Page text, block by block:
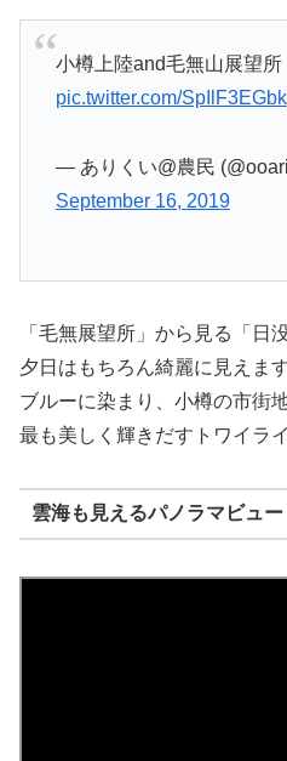
小樽上陸and毛無山展望所
pic.twitter.com/SpIlF3EGbk
— ありくい@農民
September 16, 2019
「毛無展望所」から見る「日
夕日はもちろん綺麗に見えま
ブルーに染まり、小樽の市街
最も美しく輝きだすトワイラ
雲海も見えるパノラマビュー